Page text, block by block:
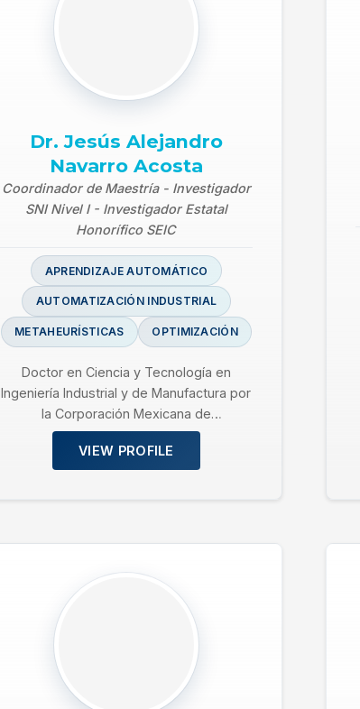
Dr. Jesús Alejandro
Navarro Acosta
Coordinador de Maestría - Investigador
SNI Nivel I - Investigador Estatal
Honorífico SEIC
APRENDIZAJE AUTOMÁTICO
AUTOMATIZACIÓN INDUSTRIAL
METAHEURÍSTICAS OPTIMIZACIÓN
Doctor en Ciencia y Tecnología en
Ingeniería Industrial y de Manufactura por
la Corporación Mexicana de
Investigación en Materiales (COMIMSA).…
VIEW PROFILE